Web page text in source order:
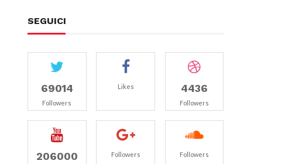
SEGUICI
69014
Followers
Likes 4436
Followers
206000 Followers Followers